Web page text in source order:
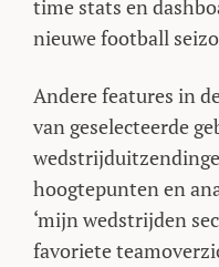
time stats en
nieuwe football
Andere features in
van geselecteerde
hoogtepunten en
‘mijn wedstrijden
favoriete